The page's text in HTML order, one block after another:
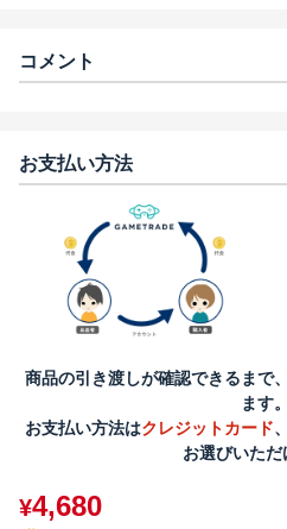
コメント
お支払い方法
商品の引き渡しが確認できるまで
ます。
お支払い方法はクレジットカード、
お選びいただ
¥4,680